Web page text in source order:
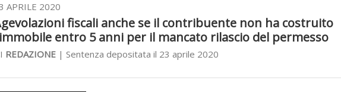
APRILE 2020
fiscali anche se il contribuente non ha costruito
entro 5 anni per il mancato rilascio del permesso
REDAZIONE | Sentenza depositata il 23 aprile 2020